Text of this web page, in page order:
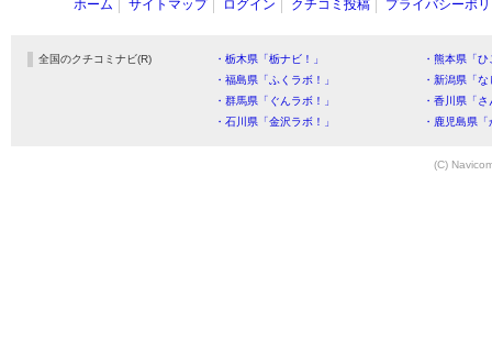
ホーム サイトマップ ログイン クチコミ投稿 プライバシーポ
全国のクチコミナビ(R) ・栃木県「栃ナビ！」
・熊本県「
・福島県「ふくラボ！」
・新潟県「
・群馬県「ぐんラボ！」
・香川県「
・石川県「金沢ラボ！」
・鹿児島県
(C)